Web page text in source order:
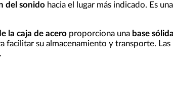
del sonidohacia el lugar más indicado. Es
la caja de aceroproporciona una base sólida
facilitar su almacenamiento y transporte. Las